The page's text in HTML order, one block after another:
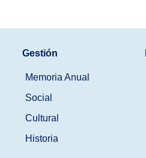
Gestión
Memoria Anual
Social
Cultural
Historia